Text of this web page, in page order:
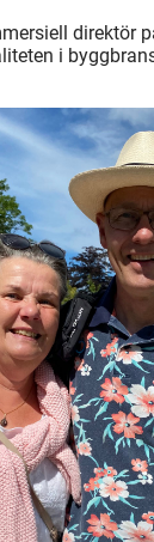
direktör
i